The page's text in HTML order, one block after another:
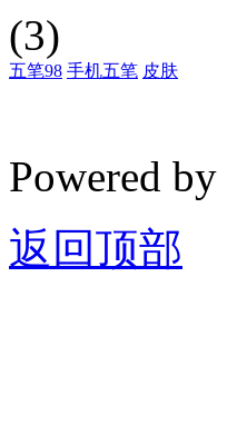
(3)
五笔98 手机五笔 皮肤
Powered by
返回顶部